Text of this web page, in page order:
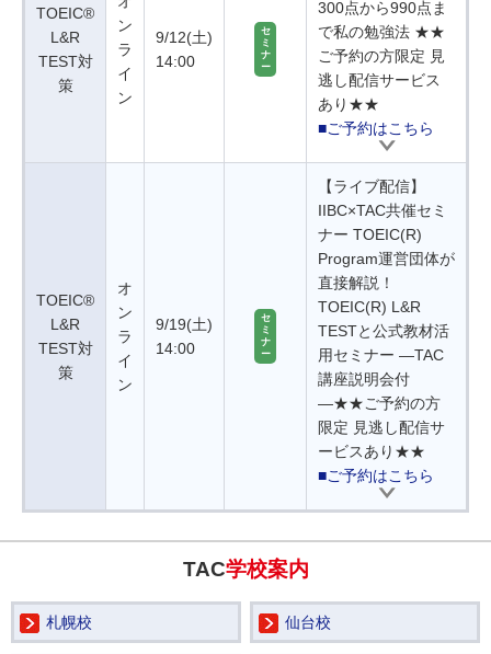
TOEIC®
L&R
TEST対
策
ン
ラ
イ
ン
9/12(土)
14:00
セ
ミ
ナ
ー
300点から990点ま
で私の勉強法 ★★
ご予約の方限定 見
逃し配信サービス
あり★★
■ご予約はこちら
TOEIC®
L&R
TEST対
策
オ
ン
ラ
イ
ン
9/19(土)
14:00
セ
ミ
ナ
ー
【ライブ配信】
IIBC×TAC共催セミ
ナー TOEIC(R)
Program運営団体が
直接解説！
TOEIC(R) L&R
TESTと公式教材活
用セミナー ―TAC
講座説明会付
―★★ご予約の方
限定 見逃し配信サ
ービスあり★★
■ご予約はこちら
TAC学校案内
札幌校 仙台校